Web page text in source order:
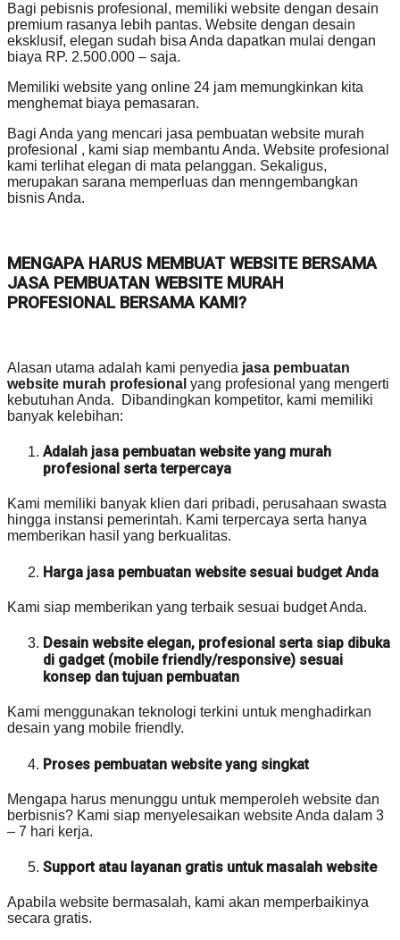
Bagi pebisnis profesional, memiliki website dengan desain
premium rasanya lebih pantas. Website dengan desain
eksklusif, elegan sudah bisa Anda dapatkan mulai dengan
biaya RP. 2.500.000 – saja.
Memiliki website yang online 24 jam memungkinkan kita
menghemat biaya pemasaran.
Bagi Anda yang mencari jasa pembuatan website murah
profesional , kami siap membantu Anda. Website profesional
kami terlihat elegan di mata pelanggan. Sekaligus,
merupakan sarana memperluas dan menngembangkan
bisnis Anda.
MENGAPA HARUS MEMBUAT WEBSITE BERSAMA
JASA PEMBUATAN WEBSITE MURAH
PROFESIONAL BERSAMA KAMI?
Alasan utama adalah kami penyedia jasa pembuatan
website murah profesional yang profesional yang mengerti
kebutuhan Anda. Dibandingkan kompetitor, kami memiliki
banyak kelebihan:
Adalah jasa pembuatan website yang murah
profesional serta terpercaya
Kami memiliki banyak klien dari pribadi, perusahaan swasta
hingga instansi pemerintah. Kami terpercaya serta hanya
memberikan hasil yang berkualitas.
Harga jasa pembuatan website sesuai budget Anda
Kami siap memberikan yang terbaik sesuai budget Anda.
Desain website elegan, profesional serta siap dibuka
di gadget (mobile friendly/responsive) sesuai
konsep dan tujuan pembuatan
Kami menggunakan teknologi terkini untuk menghadirkan
desain yang mobile friendly.
Proses pembuatan website yang singkat
Mengapa harus menunggu untuk memperoleh website dan
berbisnis? Kami siap menyelesaikan website Anda dalam 3
– 7 hari kerja.
Support atau layanan gratis untuk masalah website
Apabila website bermasalah, kami akan memperbaikinya
secara gratis.